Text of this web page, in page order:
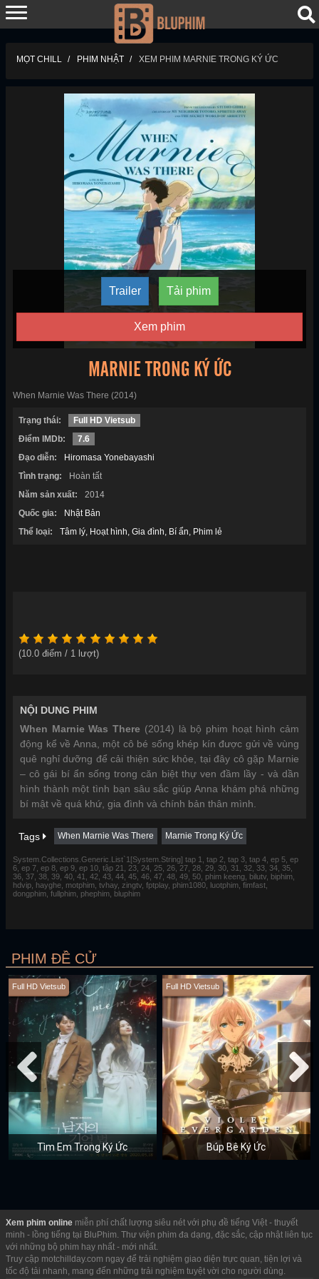
MỌT CHILL PHIM NHẬT XEM PHIM MARNIE TRONG KÝ ỨC
Trailer Tải phim
Xem phim
MARNIE TRONG KÝ ỨC
When Marnie Was There (2014)
Trạng thái:
Full HD Vietsub
Điểm IMDb:
7.6
Đạo diễn:
Hiromasa Yonebayashi
Tình trạng:
Hoàn tất
Năm sản xuất:
2014
Quốc gia:
Nhật Bản
Thể loại:
Tâm lý Hoạt hình Gia đình Bí ẩn Phim lẻ
(10.0 điểm / 1 lượt)
NỘI DUNG PHIM
When Marnie Was There (2014) là bộ phim hoạt hình cảm
động kể về Anna, một cô bé sống khép kín được gửi về vùng
quê nghỉ dưỡng để cải thiện sức khỏe, tại đây cô gặp Marnie
– cô gái bí ẩn sống trong căn biệt thự ven đầm lầy - và dần
hình thành một tình bạn sâu sắc giúp Anna khám phá những
bí mật về quá khứ, gia đình và chính bản thân mình.
Tags When Marnie Was There Marnie Trong Ký Ức
System.Collections.Generic.List`1[System.String] tap 1, tap 2, tap 3, tap 4, ep 5, ep
6, ep 7, ep 8, ep 9, ep 10, tập 21, 23, 24, 25, 26, 27, 28, 29, 30, 31, 32, 33, 34, 35,
36, 37, 38, 39, 40, 41, 42, 43, 44, 45, 46, 47, 48, 49, 50, phim keeng, bilutv, biphim,
hdvip, hayghe, motphim, tvhay, zingtv, fptplay, phim1080, luotphim, fimfast,
dongphim, fullphim, phephim, bluphim
PHIM ĐỀ CỬ
Full HD Vietsub
Tìm Em Trong Ký Ức
Full HD Vietsub
Búp Bê Ký Ức
Xem phim online miễn phí chất lượng siêu nét với phụ đề tiếng Việt - thuyết
minh - lồng tiếng tại BluPhim. Thư viện phim đa dạng, đặc sắc, cập nhật liên tục
với những bộ phim hay nhất - mới nhất.
Truy cập motchillday.com ngay để trải nghiệm giao diện trực quan, tiện lợi và
tốc độ tải nhanh, mang đến những trải nghiệm tuyệt vời cho người dùng.